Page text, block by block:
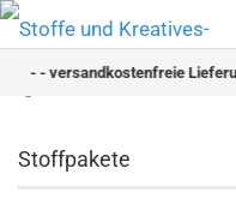
Lieferung ab 70
Stoffpakete